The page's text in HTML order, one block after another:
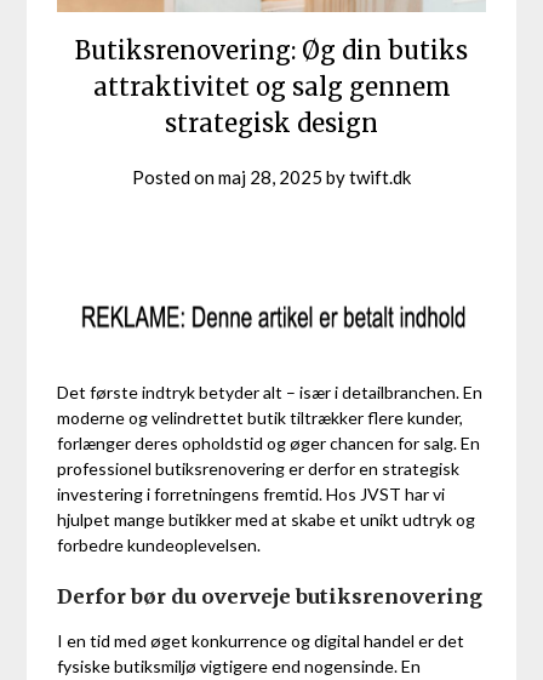
Butiksrenovering: Øg din butiks
attraktivitet og salg gennem
strategisk design
Posted onmaj 28, 2025 bytwift.dk
Det første indtryk betyder alt – især i detailbranchen. En
moderne og velindrettet butik tiltrækker flere kunder,
forlænger deres opholdstid og øger chancen for salg. En
professionel butiksrenovering er derfor en strategisk
investering i forretningens fremtid. Hos JVST har vi
hjulpet mange butikker med at skabe et unikt udtryk og
forbedre kundeoplevelsen.
Derfor bør du overveje butiksrenovering
I en tid med øget konkurrence og digital handel er det
fysiske butiksmiljø vigtigere end nogensinde. En